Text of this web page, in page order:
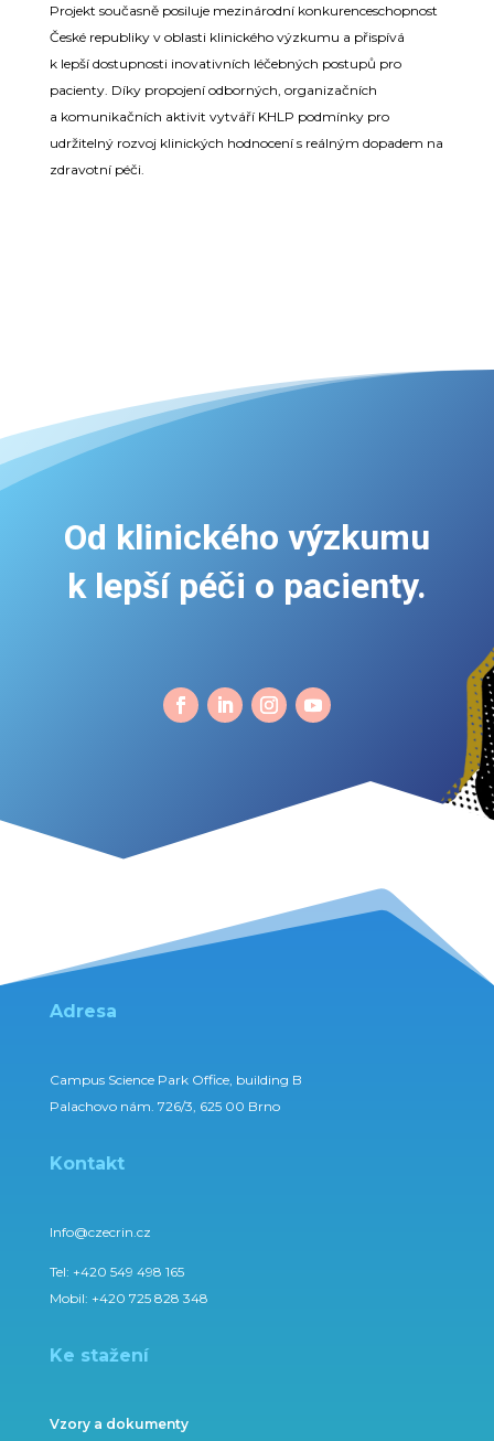
Projekt současně posiluje mezinárodní konkurenceschopnost
České republiky v oblasti klinického výzkumu a přispívá
k lepší dostupnosti inovativních léčebných postupů pro
pacienty. Díky propojení odborných, organizačních
a komunikačních aktivit vytváří KHLP podmínky pro
udržitelný rozvoj klinických hodnocení s reálným dopadem na
zdravotní péči.
Od klinického výzkumu
k lepší péči o pacienty.
Adresa
Campus Science Park Office, building B
Palachovo nám. 726/3, 625 00 Brno
Kontakt
Info@czecrin.cz
Tel: +420 549 498 165
Mobil: +420 725 828 348
Ke stažení
Vzory a dokumenty